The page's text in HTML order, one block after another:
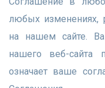
любых изменениях,
на нашем сайте.
нашего веб-сайта
означает ваше